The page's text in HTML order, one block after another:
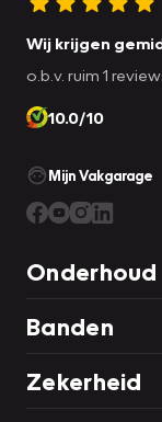
Wij krijgen
o.b.v. ruim 1
10.0/10
Mijn Vakgarage
Onderhoud
Banden
Zekerheid